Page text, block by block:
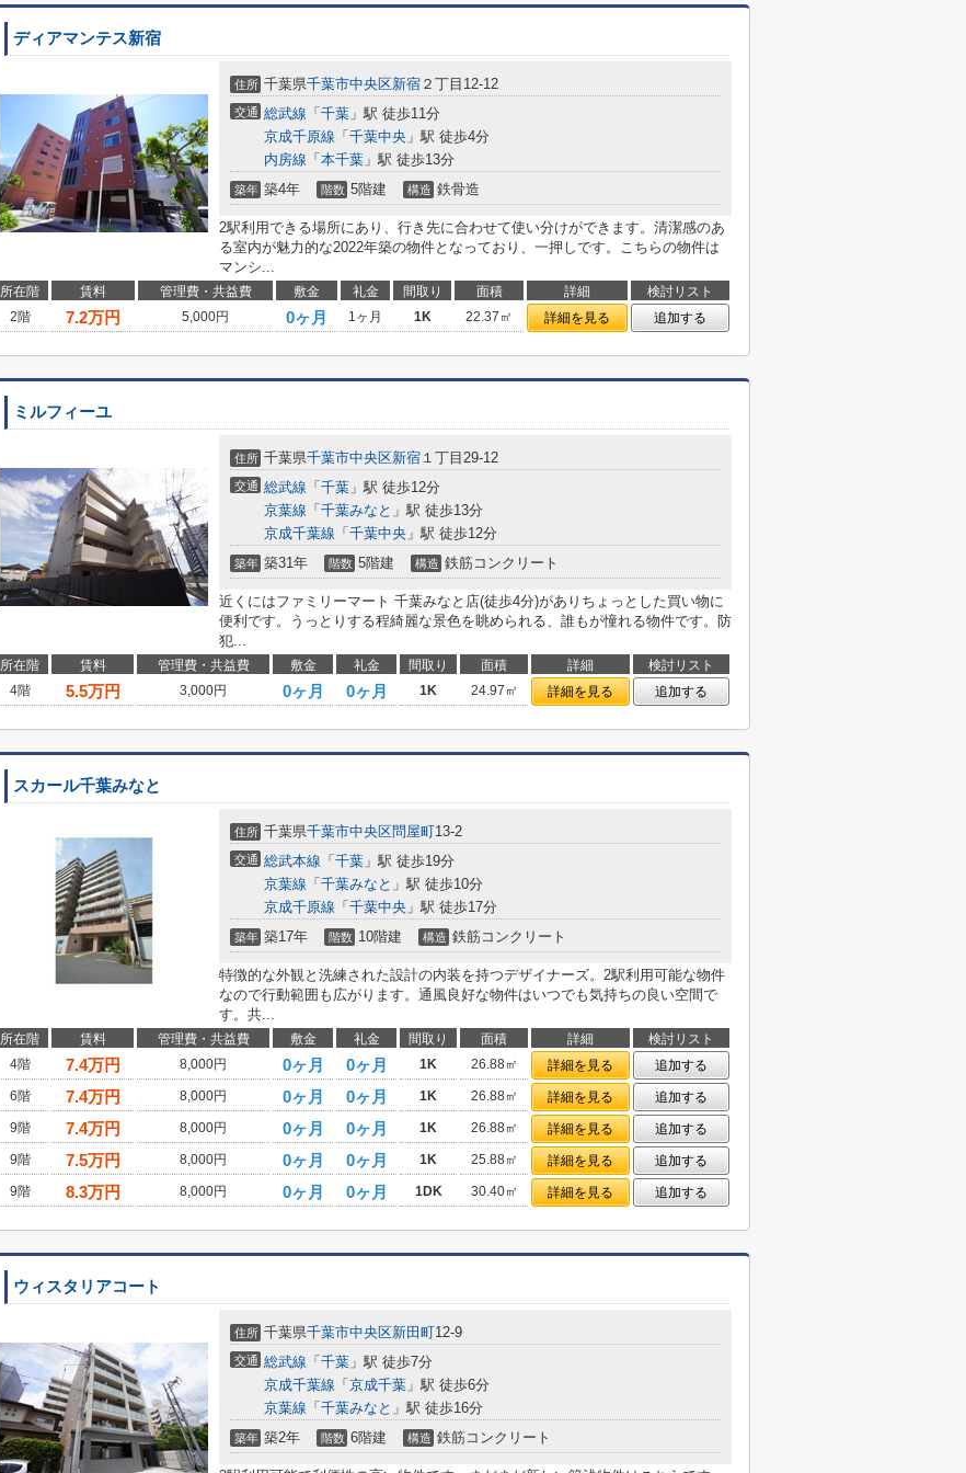
ディアマンテス新宿
住所 千葉県千葉市中央区新宿 ２丁目12-12
交通 総武線 「 千葉 」駅 徒歩11分
京成千原線 「 千葉中央 」駅 徒歩4分
内房線 「 本千葉 」駅 徒歩13分
築年 築4年 階数 5階建 構造 鉄骨造
2駅利用できる場所にあり、行き先に合わせて使い分けができます。清潔感のあ
る室内が魅力的な2022年築の物件となっており、一押しです。こちらの物件は
マンシ...
所在階 賃料 管理費・共益費 敷金 礼金 間取り 面積 詳細
検討リスト
2階
7.2万円 5,000円 0ヶ月 1ヶ月 1K 22.37㎡ 詳細を見る 追加する
ミルフィーユ
住所 千葉県千葉市中央区新宿 １丁目29-12
交通 総武線 「 千葉 」駅 徒歩12分
京葉線 「 千葉みなと 」駅 徒歩13分
京成千葉線 「 千葉中央 」駅 徒歩12分
築年 築31年 階数 5階建 構造 鉄筋コンクリート
近くにはファミリーマート 千葉みなと店(徒歩4分)がありちょっとした買い物に
便利です。うっとりする程綺麗な景色を眺められる、誰もが憧れる物件です。防
犯...
所在階 賃料 管理費・共益費 敷金 礼金 間取り 面積 詳細
検討リスト
4階
5.5万円 3,000円 0ヶ月 0ヶ月 1K 24.97㎡ 詳細を見る 追加する
スカール千葉みなと
住所 千葉県千葉市中央区問屋町13-2
交通 総武本線 「 千葉 」駅 徒歩19分
京葉線 「 千葉みなと 」駅 徒歩10分
京成千原線 「 千葉中央 」駅 徒歩17分
築年 築17年 階数 10階建 構造 鉄筋コンクリート
特徴的な外観と洗練された設計の内装を持つデザイナーズ。2駅利用可能な物件
なので行動範囲も広がります。通風良好な物件はいつでも気持ちの良い空間で
す。共...
所在階 賃料 管理費・共益費 敷金 礼金 間取り 面積 詳細
検討リスト
4階
7.4万円 8,000円 0ヶ月 0ヶ月 1K 26.88㎡ 詳細を見る
追加する
6階
7.4万円 8,000円 0ヶ月 0ヶ月 1K 26.88㎡ 詳細を見る
追加する
9階
7.4万円 8,000円 0ヶ月 0ヶ月 1K 26.88㎡ 詳細を見る
追加する
9階
7.5万円 8,000円 0ヶ月 0ヶ月 1K 25.88㎡ 詳細を見る
追加する
9階
8.3万円 8,000円 0ヶ月 0ヶ月 1DK 30.40㎡ 詳細を見る 追加する
ウィスタリアコート
住所 千葉県千葉市中央区新田町12-9
交通 総武線 「 千葉 」駅 徒歩7分
京成千葉線 「 京成千葉 」駅 徒歩6分
京葉線 「 千葉みなと 」駅 徒歩16分
築年 築2年 階数 6階建 構造 鉄筋コンクリート